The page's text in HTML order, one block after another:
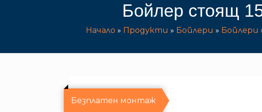
Бойлер стоящ
Начало » Продукти » Бойлери » Бойлери
Безплатен монтаж